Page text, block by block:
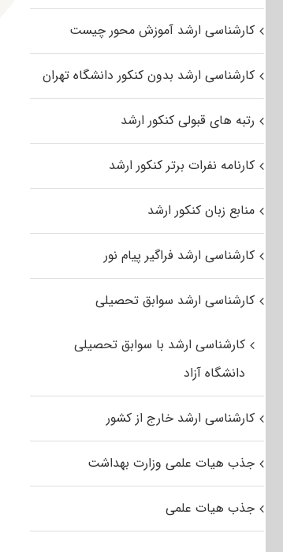
کارشناسی ارشد آموزش محور چیست
کارشناسی ارشد بدون کنکور دانشگاه تهران
رتبه های قبولی کنکور ارشد
کارنامه نفرات برتر کنکور ارشد
منابع زبان کنکور ارشد
کارشناسی ارشد فراگیر پیام نور
کارشناسی ارشد سوابق تحصیلی
کارشناسی ارشد با سوابق تحصیلی
دانشگاه آزاد
کارشناسی ارشد خارج از کشور
جذب هیات علمی وزارت بهداشت
جذب هیات علمی